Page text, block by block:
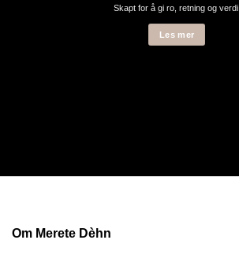
Skapt for å gi ro, retning og verdi.
Les mer
Om Merete Dèhn